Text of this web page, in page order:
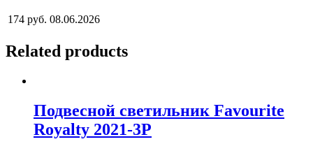
174 руб. 08.06.2026
Related products
Подвесной светильник Favourite
Royalty 2021-3P